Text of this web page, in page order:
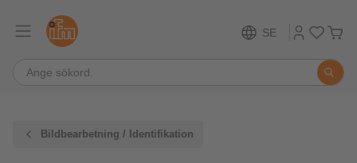
SE
Bildbearbetning / Identifikation